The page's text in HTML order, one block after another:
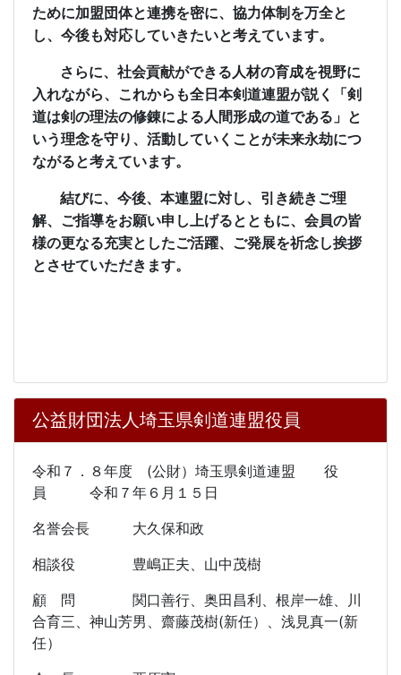
ために加盟団体と連携を密に、協力体制を万全と
し、今後も対応していきたいと考えています。
さらに、社会貢献ができる人材の育成を視野に
入れながら、これからも全日本剣道連盟が説く「剣
道は剣の理法の修錬による人間形成の道である」と
いう理念を守り、活動していくことが未来永劫につ
ながると考えています。
結びに、今後、本連盟に対し、引き続きご理
解、ご指導をお願い申し上げるとともに、会員の皆
様の更なる充実としたご活躍、ご発展を祈念し挨拶
とさせていただきます。
公益財団法人埼玉県剣道連盟役員
令和７．８年度 (公財）埼玉県剣道連盟 役
員 令和７年６月１５日
名誉会長 大久保和政
相談役 豊嶋正夫、山中茂樹
顧 問 関口善行、奥田昌利、根岸一雄、川
合育三、神山芳男、齋藤茂樹(新任）、浅見真一(新
任）